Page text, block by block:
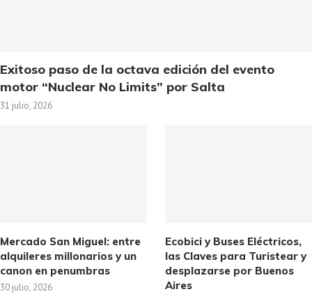
Exitoso paso de la octava edición del evento
motor “Nuclear No Limits” por Salta
31 julio, 2026
Mercado San Miguel: entre
alquileres millonarios y un
canon en penumbras
30 julio, 2026
Ecobici y Buses Eléctricos,
las Claves para Turistear y
desplazarse por Buenos
Aires